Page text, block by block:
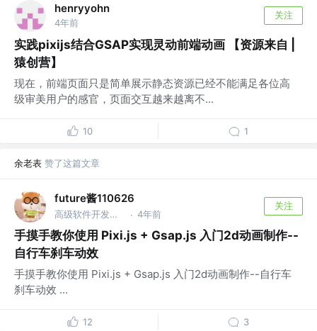
henryyohn
4年前
关注
实践pixijs结合GSAP实现灵动前端动画 【资源来自 |
猿创营】
现在，前端页面只是简单展示静态资源已经不能满足各位高
级审美用户的感官，页面交互越来越离不...
10 1
余老表 赞了这篇文章
future酱110626
高级软件开发工程师 · 4年前
关注
手摸手教你使用 Pixi.js + Gsap.js 入门2d动画制作--
自行车刹车动效
手摸手教你使用 Pixi.js + Gsap.js 入门2d动画制作--自行车
刹车动效 ...
12 3